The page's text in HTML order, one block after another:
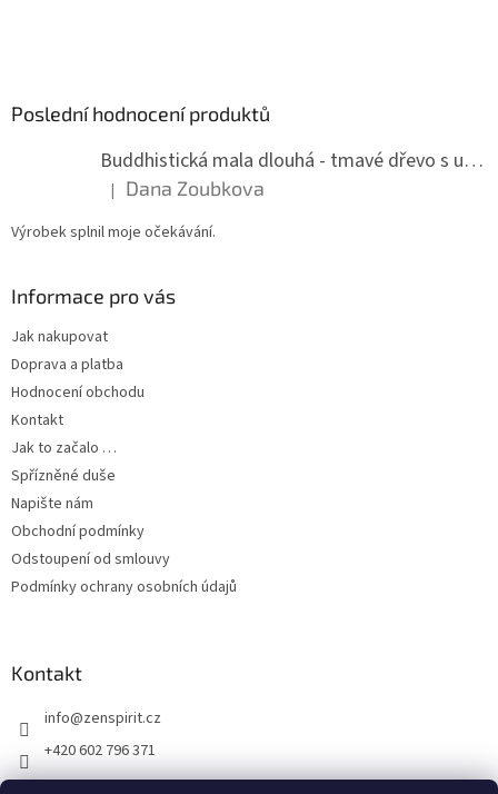
Poslední hodnocení produktů
Buddhistická mala dlouhá - tmavé dřevo s uzlíky 8 mm
Hodnocení produktu je 5 z 5 hvězdiček.
| Dana Zoubkova
Výrobek splnil moje očekávání.
Informace pro vás
Jak nakupovat
Doprava a platba
Hodnocení obchodu
Kontakt
Jak to začalo …
Spřízněné duše
Napište nám
Obchodní podmínky
Odstoupení od smlouvy
Podmínky ochrany osobních údajů
Kontakt
info@zenspirit.cz
+420 602 796 371